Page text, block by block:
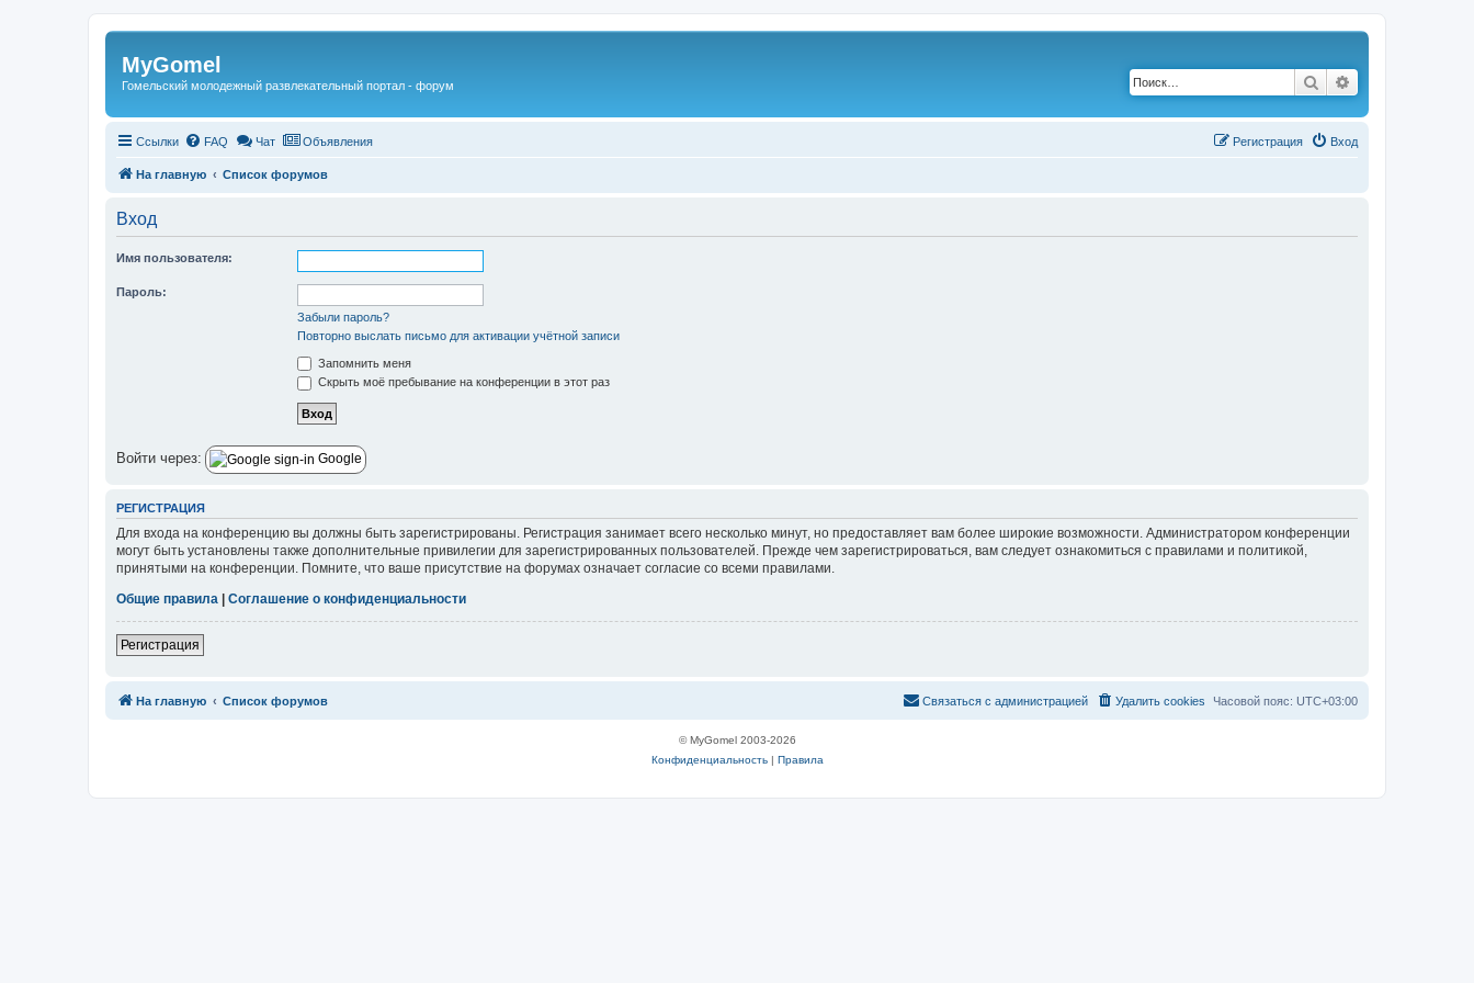
Регистрация
MyGomel
Гомельский молодежный развлекательный портал - форум Поиск
Ссылки FAQ Чат Объявления Вход
Регистрация
На главную Список форумов
Вход
Имя пользователя:
Пароль:
Забыли пароль?
Повторно выслать письмо для активации учётной записи
Запомнить меня
Скрыть моё пребывание на конференции в этот раз
Войти через: Google
РЕГИСТРАЦИЯ
Для входа на конференцию вы должны быть зарегистрированы. Регистрация занимает всего несколько минут, но предоставляет вам более широкие возможности. Администратором конференции
могут быть установлены также дополнительные привилегии для зарегистрированных пользователей. Прежде чем зарегистрироваться, вам следует ознакомиться с правилами и политикой,
принятыми на конференции. Помните, что ваше присутствие на форумах означает согласие со всеми правилами.
Общие правила
Соглашение о конфиденциальности
Регистрация
На главную Список форумов Часовой пояс: UTC+03:00
Удалить cookies
Связаться с
Связаться с администрацией
© MyGomel 2003-2026
Конфиденциальность| Правила